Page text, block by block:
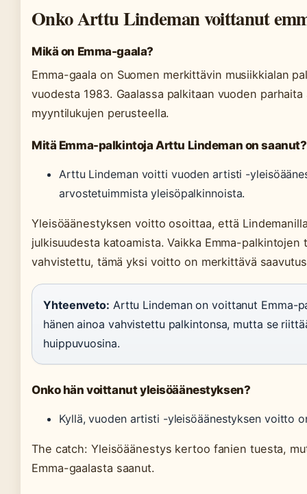
Onko Arttu Lindeman voittanut
Mikä on Emma-gaala?
Emma-gaala on Suomen merkittävin musiikkialan
vuodesta 1983. Gaalassa palkitaan vuoden
myyntilukujen perusteella.
Mitä Emma-palkintoja Arttu Lindeman on saanut?
Arttu Lindeman voitti vuoden artisti -
arvostetuimmista yleisöpalkinnoista.
Yleisöäänestyksen voitto osoittaa, että
julkisuudesta katoamista. Vaikka Emma-palkintojen
vahvistettu, tämä yksi voitto on merkittävä
Yhteenveto: Arttu Lindeman on voittanut Emma-
hänen ainoa vahvistettu palkintonsa, mutta se
huippuvuosina.
Onko hän voittanut yleisöäänestyksen?
Kyllä, vuoden artisti -yleisöäänestyksen voitto
The catch: Yleisöäänestys kertoo fanien tuesta,
Emma-gaalasta saanut.